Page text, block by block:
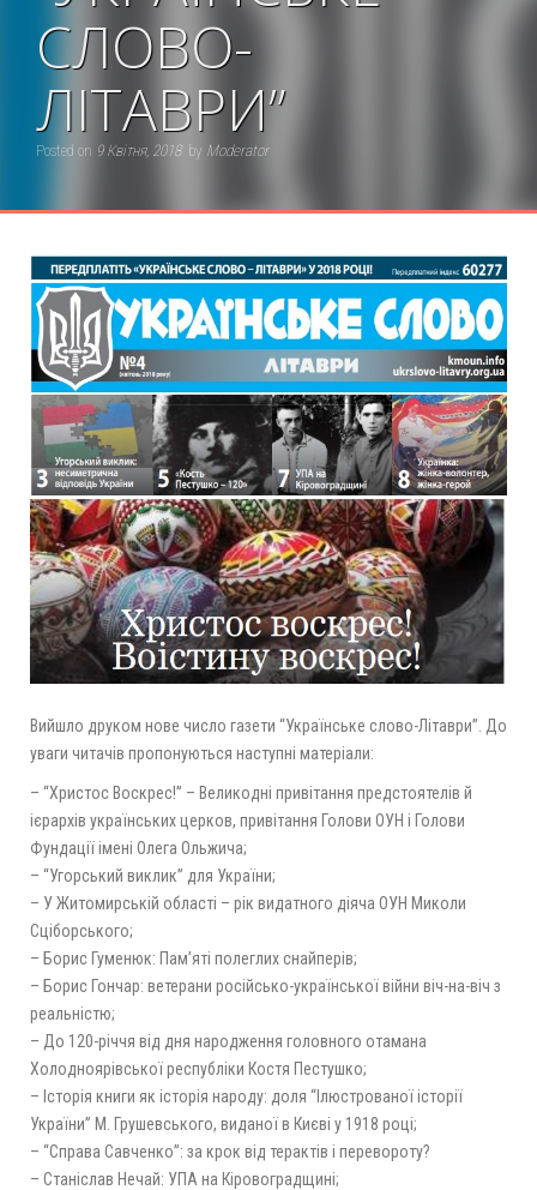
СЛОВО-
ЛІТАВРИ”
Posted on 9 Квітня, 2018 by Moderator
Вийшло друком нове число газети “Українське слово-Літаври”. До
уваги читачів пропонуються наступні матеріали:
– “Христос Воскрес!” – Великодні привітання предстоятелів й
ієрархів українських церков, привітання Голови ОУН і Голови
Фундації імені Олега Ольжича;
– “Угорський виклик” для України;
– У Житомирській області – рік видатного діяча ОУН Миколи
Сціборського;
– Борис Гуменюк: Пам’яті полеглих снайперів;
– Борис Гончар: ветерани російсько-української війни віч-на-віч з
реальністю;
– До 120-річчя від дня народження головного отамана
Холодноярівської республіки Костя Пестушко;
– Історія книги як історія народу: доля “Ілюстрованої історії
України” М. Грушевського, виданої в Києві у 1918 році;
– “Справа Савченко”: за крок від терактів і перевороту?
– Станіслав Нечай: УПА на Кіровоградщині;